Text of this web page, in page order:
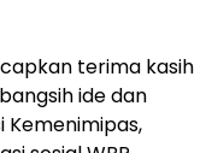
terima kasih
ide dan
Kemenimipas,